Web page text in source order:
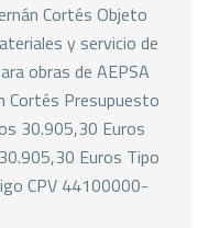
Cortés Objeto
y servicio de
obras de AEPSA
Cortés Presupuesto
30.905,30 Euros
Euros Tipo
CPV 44100000-